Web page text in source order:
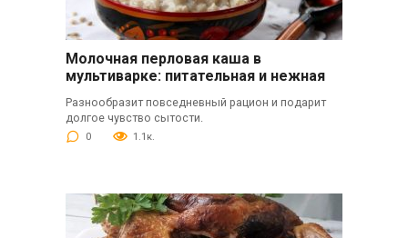
Молочная перловая каша в
мультиварке: питательная и нежная
Разнообразит повседневный рацион и подарит
долгое чувство сытости.
0 1.1к.